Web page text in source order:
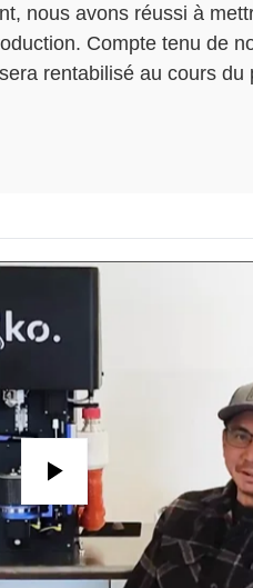
nous avons réussi à
Compte tenu de
rentabilisé au cours du
Play